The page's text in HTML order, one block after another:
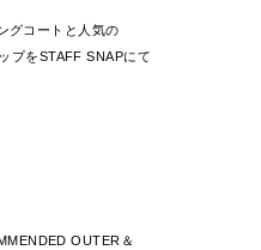
グコートと人気の
プをSTAFF SNAPにて
OUTER＆